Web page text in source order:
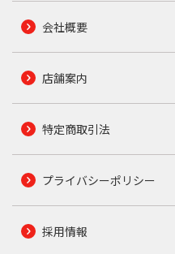
会社概要
店舗案内
特定商取引法
プライバシーポリシー
採用情報